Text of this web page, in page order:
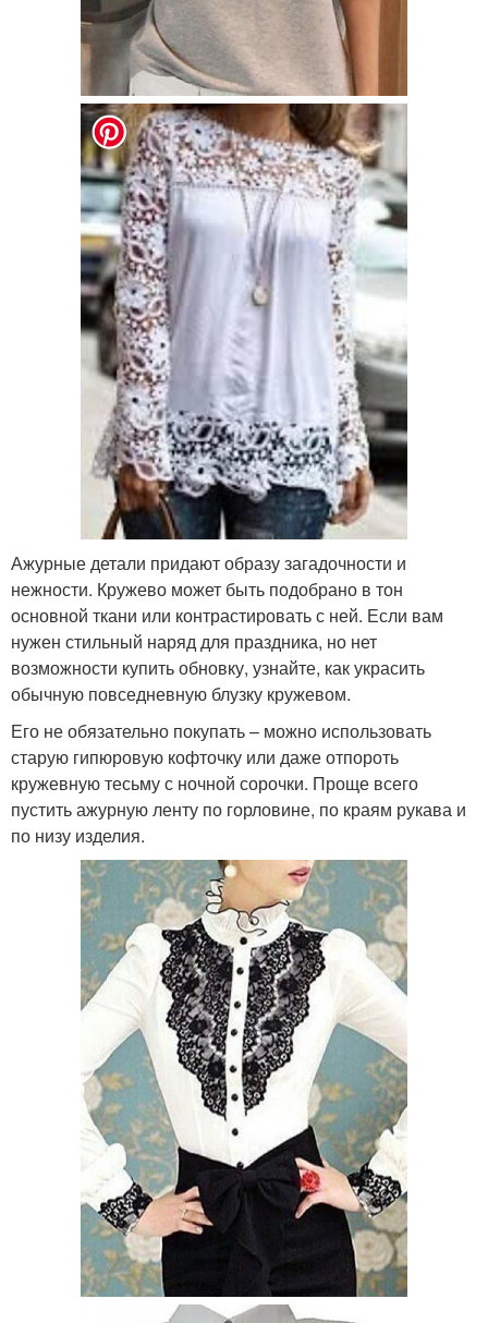
Ажурные детали придают образу загадочности и
нежности. Кружево может быть подобрано в тон
основной ткани или контрастировать с ней. Если вам
нужен стильный наряд для праздника, но нет
возможности купить обновку, узнайте, как украсить
обычную повседневную блузку кружевом.
Его не обязательно покупать – можно использовать
старую гипюровую кофточку или даже отпороть
кружевную тесьму с ночной сорочки. Проще всего
пустить ажурную ленту по горловине, по краям рукава и
по низу изделия.